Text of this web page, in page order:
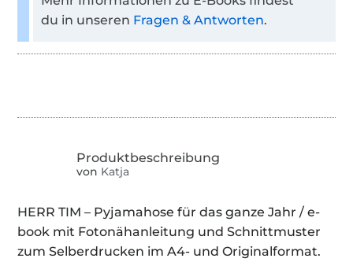
du in unseren Fragen & Antworten.
von Katja
HERR TIM – Pyjamahose für das ganze Jahr / e-
book mit Fotonähanleitung und Schnittmuster
zum Selberdrucken im A4- und Originalformat.